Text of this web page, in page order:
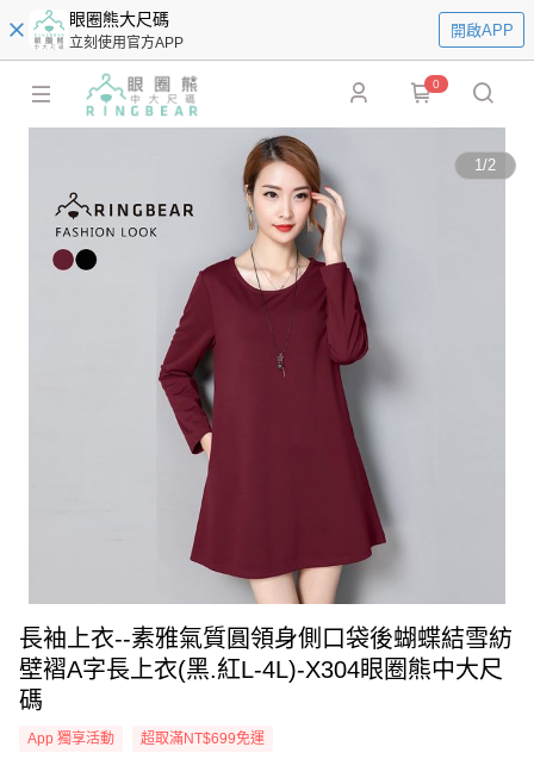
眼圈熊大尺碼
立刻使用官方APP
開啟APP
0
1/2
長袖上衣--素雅氣質圓領身側口袋後蝴蝶結雪紡
壁褶A字長上衣(黑.紅L-4L)-X304眼圈熊中大尺
碼
App 獨享活動 超取滿NT$699免運